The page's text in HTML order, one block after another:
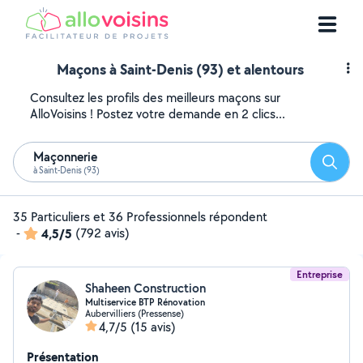
Maçons à Saint-Denis (93) et alentours
Consultez les profils des meilleurs maçons sur
AlloVoisins ! Postez votre demande en 2 clics...
Maçonnerie
à Saint-Denis (93)
35 Particuliers et 36 Professionnels répondent
-
4,5/5 (792 avis)
Entreprise
Shaheen Construction
Multiservice BTP Rénovation
Aubervilliers (Pressense)
4,7/5 (15 avis)
Présentation